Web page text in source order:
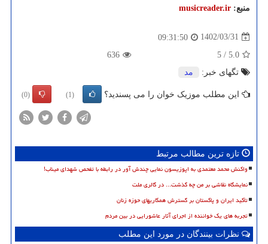
منبع: musicreader.ir
1402/03/31
09:31:50
5.0
/
5
636
تگهای خبر:
مد
این مطلب موزیک خوان را می پسندید؟ (1)
(0)
تازه ترین مطالب مرتبط
واکنش محمد معتمدی به اپوزیسون نمایی چندش آور در رابطه با تفحص شهدای میناب!
نمایشگاه نقاشی بر من چه گذشت... در گالری ملت
تأکید ایران و پاکستان بر گسترش همکاریهای حوزه زنان
تجربه های یک خواننده از اجرای آثار عاشورایی در بین مردم
نظرات بینندگان در مورد این مطلب